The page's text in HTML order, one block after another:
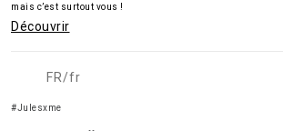
mais c’est surtout vous !
Découvrir
FR/fr
#Julesxme